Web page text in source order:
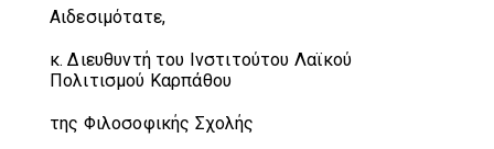
Αιδεσιμότατε,
κ. Διευθυντή του Ινστιτούτου Λαϊκού
Πολιτισμού Καρπάθου
της Φιλοσοφικής Σχολής